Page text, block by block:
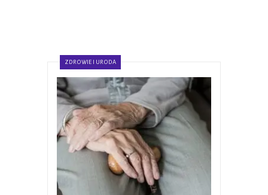
ZDROWIE I URODA